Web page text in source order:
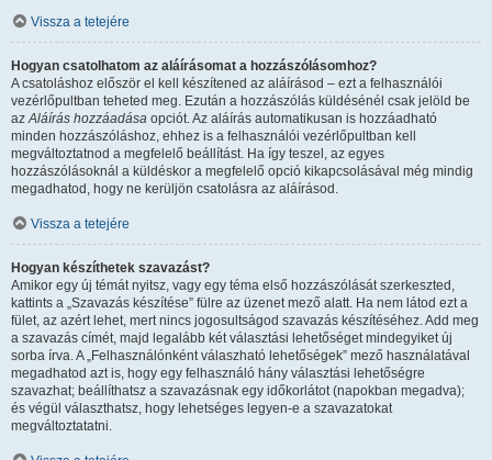
Vissza a tetejére
Hogyan csatolhatom az aláírásomat a hozzászólásomhoz?
A csatoláshoz először el kell készítened az aláírásod – ezt a felhasználói
vezérlőpultban teheted meg. Ezután a hozzászólás küldésénél csak jelöld be
azAláírás hozzáadása opciót. Az aláírás automatikusan is hozzáadható
minden hozzászóláshoz, ehhez is a felhasználói vezérlőpultban kell
megváltoztatnod a megfelelő beállítást. Ha így teszel, az egyes
hozzászólásoknál a küldéskor a megfelelő opció kikapcsolásával még mindig
megadhatod, hogy ne kerüljön csatolásra az aláírásod.
Vissza a tetejére
Hogyan készíthetek szavazást?
Amikor egy új témát nyitsz, vagy egy téma első hozzászólását szerkeszted,
kattints a „Szavazás készítése” fülre az üzenet mező alatt. Ha nem látod ezt a
fület, az azért lehet, mert nincs jogosultságod szavazás készítéséhez. Add meg
a szavazás címét, majd legalább két választási lehetőséget mindegyiket új
sorba írva. A „Felhasználónként válaszható lehetőségek” mező használatával
megadhatod azt is, hogy egy felhasználó hány választási lehetőségre
szavazhat; beállíthatsz a szavazásnak egy időkorlátot (napokban megadva);
és végül választhatsz, hogy lehetséges legyen-e a szavazatokat
megváltoztatatni.